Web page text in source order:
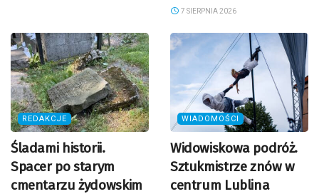
7 SIERPNIA 2026
REDAKCJE
Śladami historii.
Spacer po starym
cmentarzu żydowskim
WIADOMOŚCI
Widowiskowa podróż.
Sztukmistrze znów w
centrum Lublina